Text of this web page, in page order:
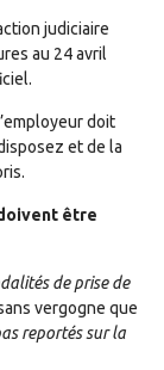
judiciaire
au 24 avril
doit
et de la
être
de prise de
vergogne que
reportés sur la